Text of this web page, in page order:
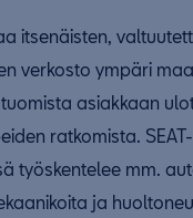
itsenäisten,
verkosto ympäri
asiakkaan
ratkomista. SEAT-
työskentelee mm.
ja